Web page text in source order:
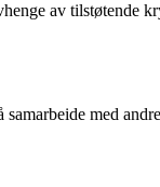
av tilstøtende
med